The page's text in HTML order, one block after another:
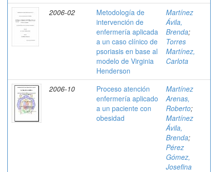
2006-02
Metodología de
intervención de
enfermería aplicada
a un caso clínico de
psoriasis en base al
modelo de Virginia
Henderson
Martínez
Ávila,
Brenda;
Torres
Martínez,
Carlota
2006-10
Proceso atención
enfermería aplicado
a un paciente con
obesidad
Martínez
Arenas,
Roberto;
Martínez
Ávila,
Brenda;
Pérez
Gómez,
Josefina